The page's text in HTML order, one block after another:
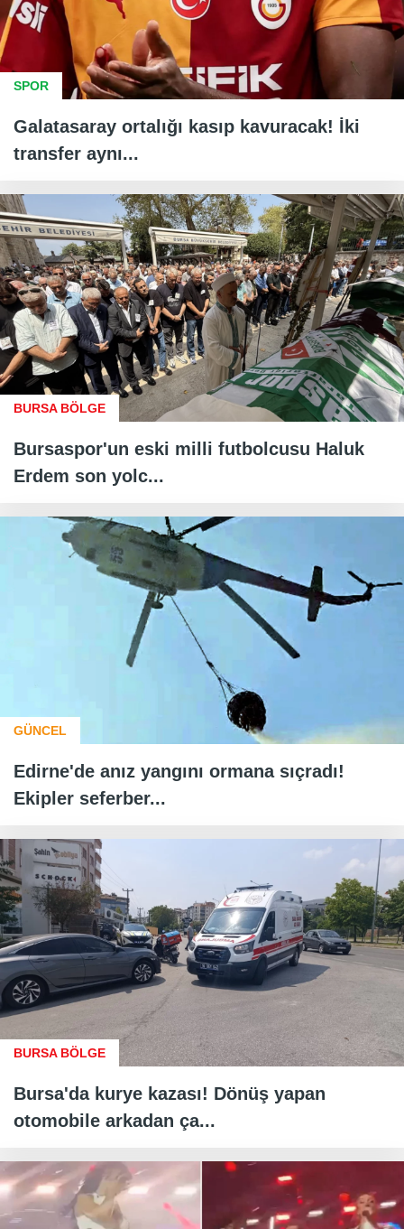
SPOR
Galatasaray ortalığı kasıp kavuracak! İki
transfer aynı...
BURSA BÖLGE
Bursaspor'un eski milli futbolcusu Haluk
Erdem son yolc...
GÜNCEL
Edirne'de anız yangını ormana sıçradı!
Ekipler seferber...
BURSA BÖLGE
Bursa'da kurye kazası! Dönüş yapan
otomobile arkadan ça...